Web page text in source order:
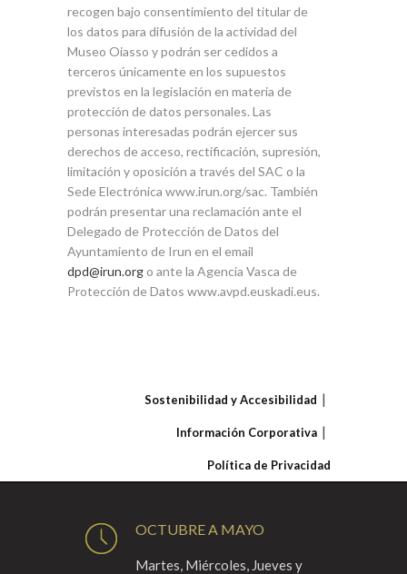
recogen bajo consentimiento del titular de
los datos para difusión de la actividad del
Museo Oiasso y podrán ser cedidos a
terceros únicamente en los supuestos
previstos en la legislación en materia de
protección de datos personales. Las
personas interesadas podrán ejercer sus
derechos de acceso, rectificación, supresión,
limitación y oposición a través del SAC o la
Sede Electrónica www.irun.org/sac. También
podrán presentar una reclamación ante el
Delegado de Protección de Datos del
Ayuntamiento de Irun en el email
dpd@irun.org o ante la Agencia Vasca de
Protección de Datos www.avpd.euskadi.eus.
Sostenibilidad y Accesibilidad
Información Corporativa
Política de Privacidad
OCTUBRE A MAYO
Martes, Miércoles, Jueves y